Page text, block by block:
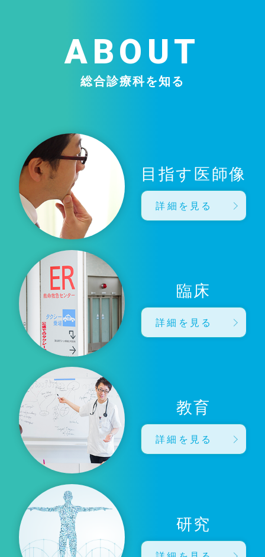
ABOUT
総合診療科を知る
目指す医師像
詳細を見る
臨床
詳細を見る
教育
詳細を見る
研究